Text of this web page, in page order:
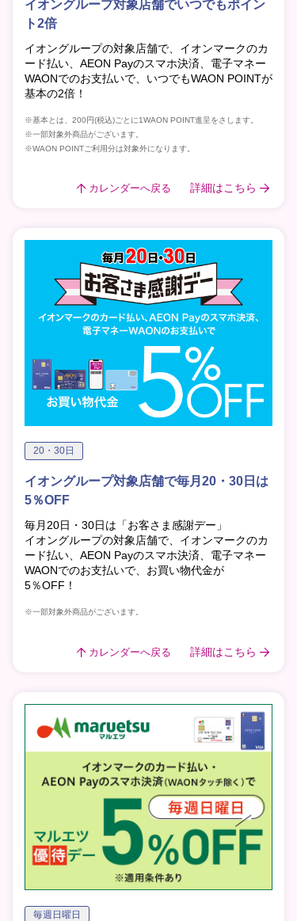
イオングループ対象店舗でいつでもポイン
ト2倍
イオングループの対象店舗で、イオンマークのカ
ード払い、AEON Payのスマホ決済、電子マネー
WAONでのお支払いで、いつでもWAON POINTが
基本の2倍！
※基本とは、200円(税込)ごとに1WAON POINT進呈をさします。
※一部対象外商品がございます。
※WAON POINTご利用分は対象外になります。
カレンダーへ戻る 詳細はこちら
20・30日
イオングループ対象店舗で毎月20・30日は
5％OFF
毎月20日・30日は「お客さま感謝デー」
イオングループの対象店舗で、イオンマークのカ
ード払い、AEON Payのスマホ決済、電子マネー
WAONでのお支払いで、お買い物代金が
5％OFF！
※一部対象外商品がございます。
カレンダーへ戻る 詳細はこちら
毎週日曜日